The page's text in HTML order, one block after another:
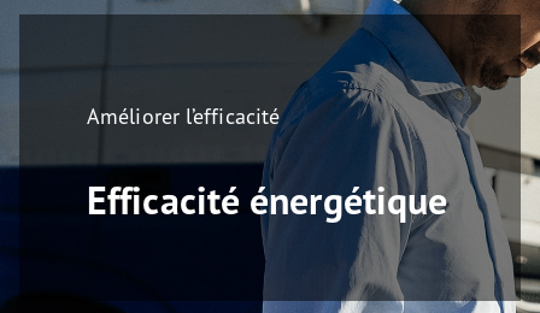
Améliorer l’efficacité
Efficacité énergétique